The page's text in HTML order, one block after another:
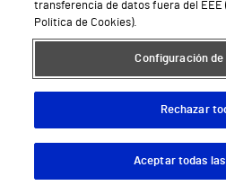
Descargar App
transferencia de datos fuera del EEE
Política de Cookies).
Configuración de
Rechazar
Aceptar todas